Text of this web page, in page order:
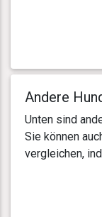
Andere
Unten sind
Sie können
vergleichen,